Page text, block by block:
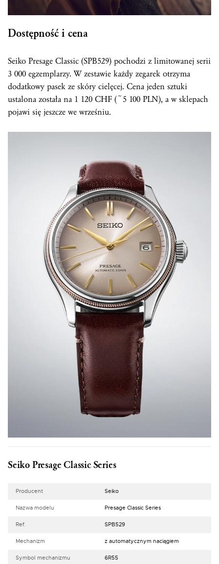
Dostępność i cena
Seiko Presage Classic (SPB529) pochodzi z limitowanej serii
3 000 egzemplarzy. W zestawie każdy zegarek otrzyma
dodatkowy pasek ze skóry cielęcej. Cena jeden sztuki
ustalona została na 1 120 CHF (~5 100 PLN), a w sklepach
pojawi się jeszcze we wrześniu.
Seiko Presage Classic Series
Producent Seiko
Nazwa modelu Presage Classic Series
Ref. SPB529
Mechanizm z automatycznym naciągiem
Symbol mechanizmu 6R55